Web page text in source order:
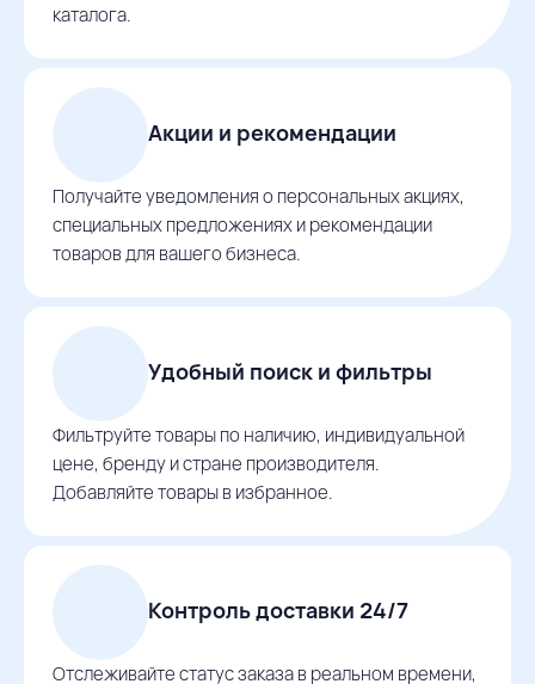
каталога.
Акции и рекомендации
Получайте уведомления о персональных акциях,
специальных предложениях и рекомендации
товаров для вашего бизнеса.
Удобный поиск и фильтры
Фильтруйте товары по наличию, индивидуальной
цене, бренду и стране производителя.
Добавляйте товары в избранное.
Контроль доставки 24/7
Отслеживайте статус заказа в реальном времени,